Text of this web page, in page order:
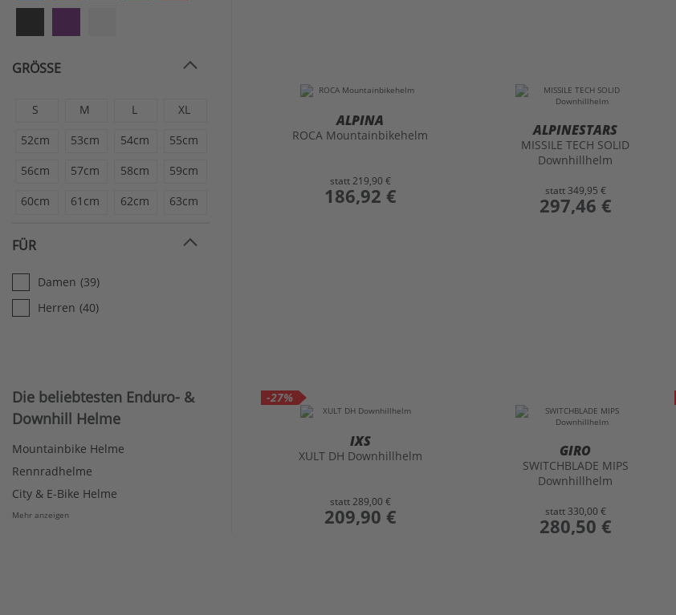
ALPINA
ROCA Mountainbikehelm
statt219,90 €
preis
186,92 €
ALPINESTARS
MISSILE TECH SOLID
Downhillhelm
statt 349,95 €
preis
297,46 €
-27%
IXS
XULT DH Downhillhelm
statt289,00 €
preis
209,90 €
GIRO
SWITCHBLADE MIPS
Downhillhelm
statt 330,00 €
preis
280,50 €
GRÖSSE
S M L XL
52cm 53cm 54cm 55cm
56cm 57cm 58cm 59cm
60cm 61cm 62cm 63cm
FÜR
Damen (39)
Herren (40)
Die beliebtesten Enduro- &
Downhill Helme
Mountainbike Helme
Rennradhelme
City & E-Bike Helme
Mehr anzeigen